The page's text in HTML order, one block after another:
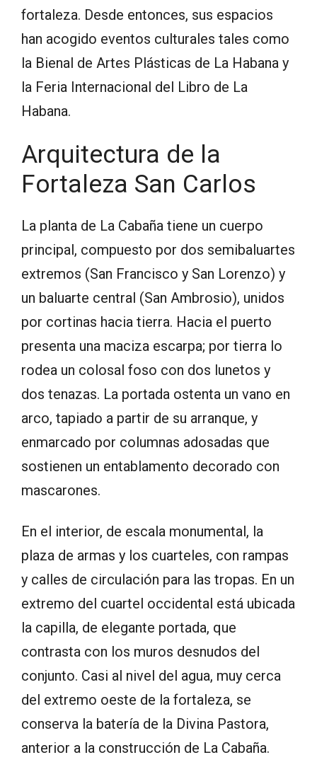
fortaleza. Desde entonces, sus espacios
han acogido eventos culturales tales como
la Bienal de Artes Plásticas de La Habana y
la Feria Internacional del Libro de La
Habana.
Arquitectura de la
Fortaleza San Carlos
La planta de La Cabaña tiene un cuerpo
principal, compuesto por dos semibaluartes
extremos (San Francisco y San Lorenzo) y
un baluarte central (San Ambrosio), unidos
por cortinas hacia tierra. Hacia el puerto
presenta una maciza escarpa; por tierra lo
rodea un colosal foso con dos lunetos y
dos tenazas. La portada ostenta un vano en
arco, tapiado a partir de su arranque, y
enmarcado por columnas adosadas que
sostienen un entablamento decorado con
mascarones.
En el interior, de escala monumental, la
plaza de armas y los cuarteles, con rampas
y calles de circulación para las tropas. En un
extremo del cuartel occidental está ubicada
la capilla, de elegante portada, que
contrasta con los muros desnudos del
conjunto. Casi al nivel del agua, muy cerca
del extremo oeste de la fortaleza, se
conserva la batería de la Divina Pastora,
anterior a la construcción de La Cabaña.